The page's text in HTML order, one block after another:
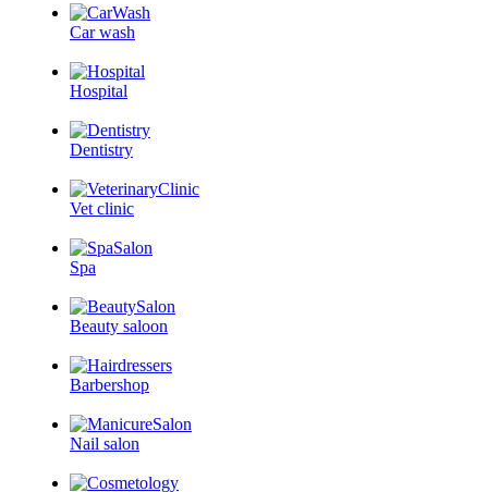
Car wash
Hospital
Dentistry
Vet clinic
Spa
Beauty saloon
Barbershop
Nail salon